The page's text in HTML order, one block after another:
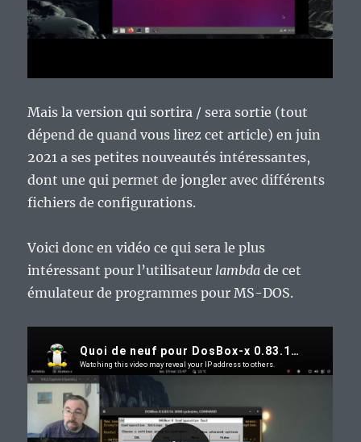
Mais la version qui sortira / sera sortie (tout
dépend de quand vous lirez cet article) en juin
2021 a ses petites nouveautés intéressantes,
dont une qui permet de jongler avec différents
fichiers de configurations.
Voici donc en vidéo ce qui sera le plus
intéressant pour l’utilisateur lambda de cet
émulateur de programmes pour MS-DOS.